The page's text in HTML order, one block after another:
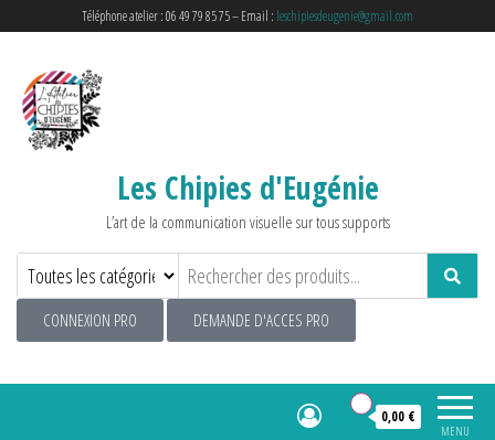
Téléphone atelier : 06 49 79 85 75 – Email : leschipiesdeugenie@gmail.com
Les Chipies d'Eugénie
L’art de la communication visuelle sur tous supports
CONNEXION PRO DEMANDE D'ACCES PRO
MENU
0,00 €